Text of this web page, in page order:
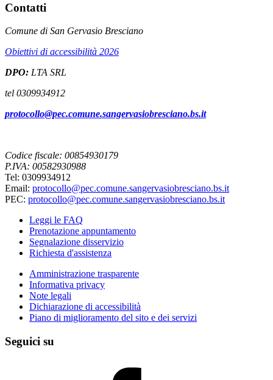
Contatti
Comune di San Gervasio Bresciano
Obiettivi di accessibilità 2026
DPO: LTA SRL
tel 0309934912
protocollo@pec.comune.sangervasiobresciano.bs.it
Codice fiscale: 00854930179
P.IVA: 00582930988
Tel: 0309934912
Email: protocollo@pec.comune.sangervasiobresciano.bs.it
PEC: protocollo@pec.comune.sangervasiobresciano.bs.it
Leggi le FAQ
Prenotazione appuntamento
Segnalazione disservizio
Richiesta d'assistenza
Amministrazione trasparente
Informativa privacy
Note legali
Dichiarazione di accessibilità
Piano di miglioramento del sito e dei servizi
Seguici su